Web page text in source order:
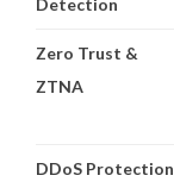
Zero Trust &
ZTNA
DDoS Protection